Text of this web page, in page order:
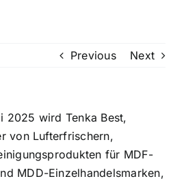
Previous Next
2025 wird Tenka Best,
von Lufterfrischern,
für MDF-
MDD-Einzelhandelsmarken,